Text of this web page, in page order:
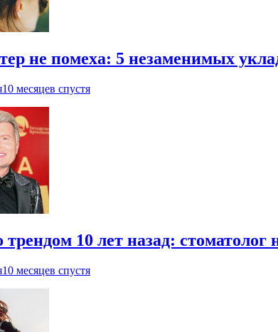
не помеха: 5 незаменимых
10 месяцев спустя
10 лет назад:
10 месяцев спустя